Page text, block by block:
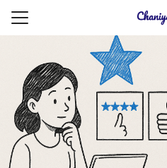
Skip
ยความเป็นส่วนตัว
ญชี (Accounting service)
ญชี (Accounting